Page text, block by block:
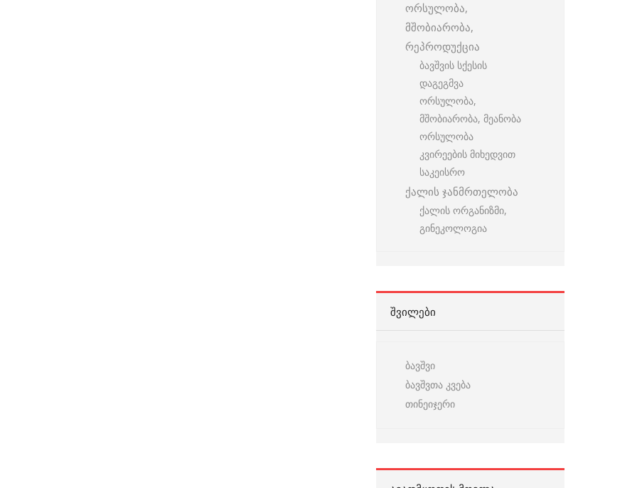
ორსულობა,
მშობიარობა,
რეპროდუქცია
ბავშვის სქესის
დაგეგმვა
ორსულობა,
მშობიარობა, მეანობა
ორსულობა
კვირეების მიხედვით
საკეისრო
ქალის ჯანმრთელობა
ქალის ორგანიზმი,
გინეკოლოგია
ᲨᲕᲘᲚᲔᲑᲘ
ბავშვი
ბავშვთა კვება
თინეიჯერი